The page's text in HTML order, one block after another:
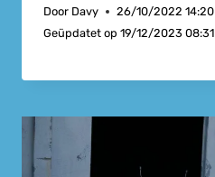
Door Davy
26/10/2022 14:20
Geüpdatet op 19/12/2023 08:31